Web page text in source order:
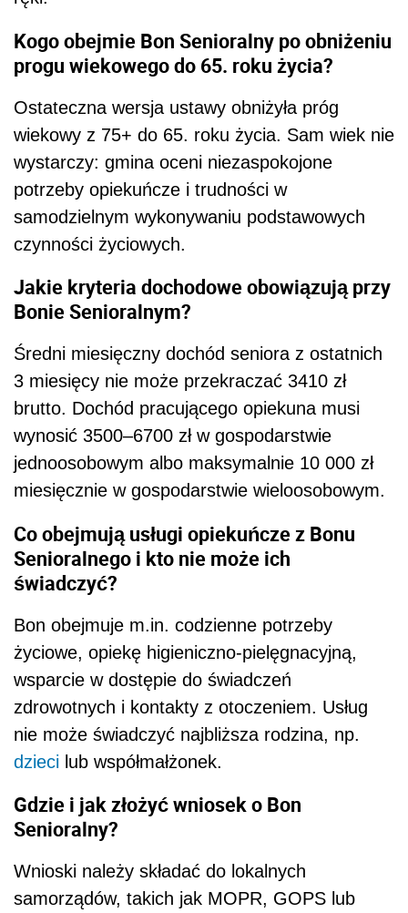
Kogo obejmie Bon Senioralny po obniżeniu
progu wiekowego do 65. roku życia?
Ostateczna wersja ustawy obniżyła próg
wiekowy z 75+ do 65. roku życia. Sam wiek nie
wystarczy: gmina oceni niezaspokojone
potrzeby opiekuńcze i trudności w
samodzielnym wykonywaniu podstawowych
czynności życiowych.
Jakie kryteria dochodowe obowiązują przy
Bonie Senioralnym?
Średni miesięczny dochód seniora z ostatnich
3 miesięcy nie może przekraczać 3410 zł
brutto. Dochód pracującego opiekuna musi
wynosić 3500–6700 zł w gospodarstwie
jednoosobowym albo maksymalnie 10 000 zł
miesięcznie w gospodarstwie wieloosobowym.
Co obejmują usługi opiekuńcze z Bonu
Senioralnego i kto nie może ich
świadczyć?
Bon obejmuje m.in. codzienne potrzeby
życiowe, opiekę higieniczno-pielęgnacyjną,
wsparcie w dostępie do świadczeń
zdrowotnych i kontakty z otoczeniem. Usług
nie może świadczyć najbliższa rodzina, np.
dzieci lub współmałżonek.
Gdzie i jak złożyć wniosek o Bon
Senioralny?
Wnioski należy składać do lokalnych
samorządów, takich jak MOPR, GOPS lub